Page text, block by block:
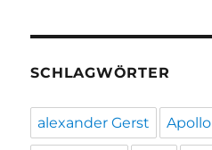
SCHLAGWÖRTER
alexander Gerst Apollo